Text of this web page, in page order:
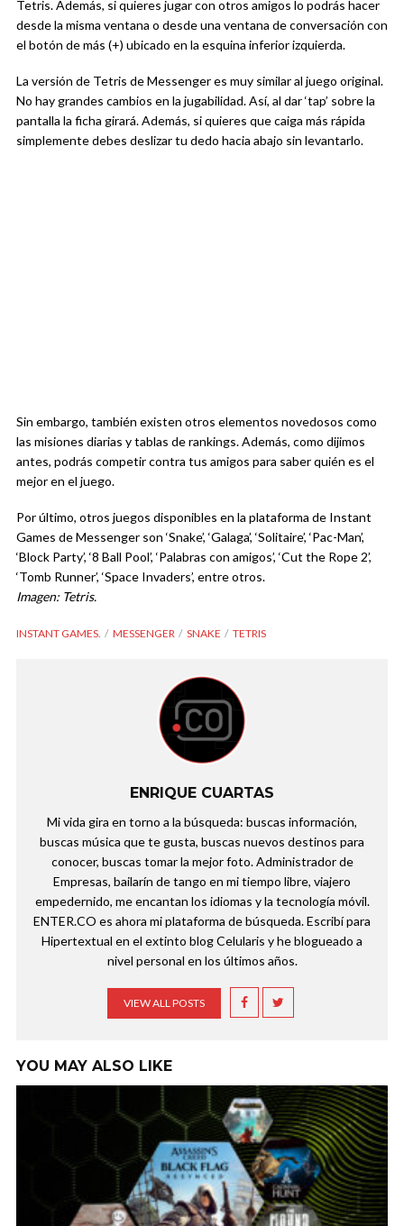
Tetris. Además, si quieres jugar con otros amigos lo podrás hacer
desde la misma ventana o desde una ventana de conversación con
el botón de más (+) ubicado en la esquina inferior izquierda.
La versión de Tetris de Messenger es muy similar al juego original.
No hay grandes cambios en la jugabilidad. Así, al dar ‘tap’ sobre la
pantalla la ficha girará. Además, si quieres que caiga más rápida
simplemente debes deslizar tu dedo hacia abajo sin levantarlo.
Sin embargo, también existen otros elementos novedosos como
las misiones diarias y tablas de rankings. Además, como dijimos
antes, podrás competir contra tus amigos para saber quién es el
mejor en el juego.
Por último, otros juegos disponibles en la plataforma de Instant
Games de Messenger son ‘Snake’, ‘Galaga’, ‘Solitaire’, ‘Pac-Man’,
‘Block Party’, ‘8 Ball Pool’, ‘Palabras con amigos’, ‘Cut the Rope 2’,
‘Tomb Runner’, ‘Space Invaders’, entre otros.
Imagen: Tetris.
INSTANT GAMES. MESSENGER SNAKE TETRIS
ENRIQUE CUARTAS
Mi vida gira en torno a la búsqueda: buscas información,
buscas música que te gusta, buscas nuevos destinos para
conocer, buscas tomar la mejor foto. Administrador de
Empresas, bailarín de tango en mi tiempo libre, viajero
empedernido, me encantan los idiomas y la tecnología móvil.
ENTER.CO es ahora mi plataforma de búsqueda. Escribí para
Hipertextual en el extinto blog Celularis y he blogueado a
nivel personal en los últimos años.
VIEW ALL POSTS
YOU MAY ALSO LIKE